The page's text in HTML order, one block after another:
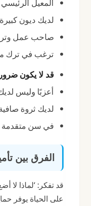
المعيل
لديك ديون
صاحب عمل
ترغب في ترك
قد لا يكون
أعزبًا وليس
لديك ثروة
في سن متقدمة
الفرق بين
قد تفكر: ‘لماذا